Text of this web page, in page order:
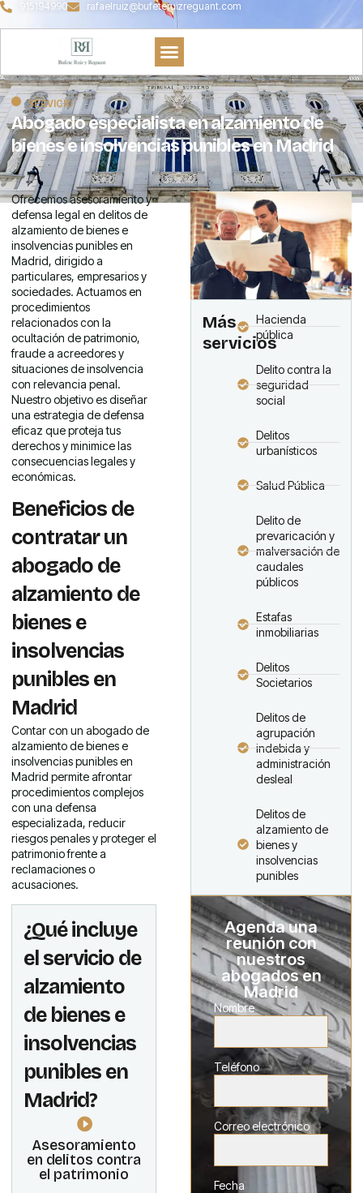
915194990 rafaelruiz@bufeteruizreguant.com
SERVICIO
Abogado especialista en alzamiento de
bienes e insolvencias punibles en Madrid
Ofrecemos asesoramiento y
defensa legal en delitos de
alzamiento de bienes e
insolvencias punibles en
Madrid, dirigido a
particulares, empresarios y
sociedades. Actuamos en
procedimientos
relacionados con la
ocultación de patrimonio,
fraude a acreedores y
situaciones de insolvencia
con relevancia penal.
Nuestro objetivo es diseñar
una estrategia de defensa
eficaz que proteja tus
derechos y minimice las
consecuencias legales y
económicas.
Beneficios de
contratar un
abogado de
alzamiento de
bienes e
insolvencias
punibles en
Madrid
Contar con un abogado de
alzamiento de bienes e
insolvencias punibles en
Madrid permite afrontar
procedimientos complejos
con una defensa
especializada, reducir
riesgos penales y proteger el
patrimonio frente a
reclamaciones o
acusaciones.
¿Qué incluye
el servicio de
alzamiento
de bienes e
insolvencias
punibles en
Madrid?
Asesoramiento
en delitos contra
el patrimonio
Más
servicios
Hacienda
pública
Delito contra la
seguridad
social
Delitos
urbanísticos
Salud Pública
Delito de
prevaricación y
malversación de
caudales
públicos
Estafas
inmobiliarias
Delitos
Societarios
Delitos de
agrupación
indebida y
administración
desleal
Delitos de
alzamiento de
bienes y
insolvencias
punibles
Agenda una
reunión con
nuestros
abogados en
Madrid
Nombre
Teléfono
Correo electrónico
Fecha